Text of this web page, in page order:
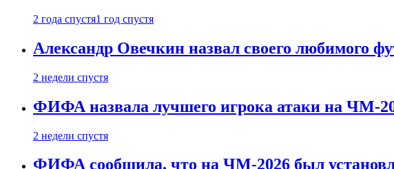
2 года спустя1 год спустя
Александр Овечкин назвал своего любимого
2 недели спустя
ФИФА назвала лучшего игрока атаки на ЧМ-
2 недели спустя
ФИФА сообщила, что на ЧМ-2026 был